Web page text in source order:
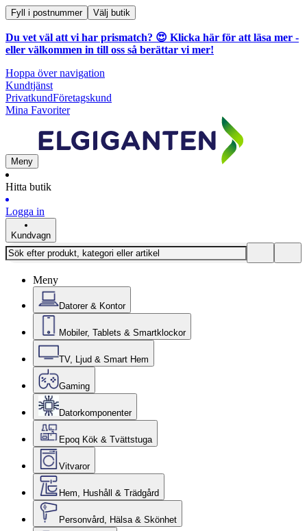
Fyll i postnummer Välj butik
Du vet väl att vi har prismatch? 😍 Klicka här för att läsa mer -
eller välkommen in till oss så berättar vi mer!
Hoppa över navigation
Kundtjänst
PrivatkundFöretagskund
Mina Favoriter
Meny
Hitta butik
Logga in
Kundvagn
Meny
Datorer & Kontor
Mobiler, Tablets & Smartklockor
TV, Ljud & Smart Hem
Gaming
Datorkomponenter
Epoq Kök & Tvättstuga
Vitvaror
Hem, Hushåll & Trädgård
Personvård, Hälsa & Skönhet